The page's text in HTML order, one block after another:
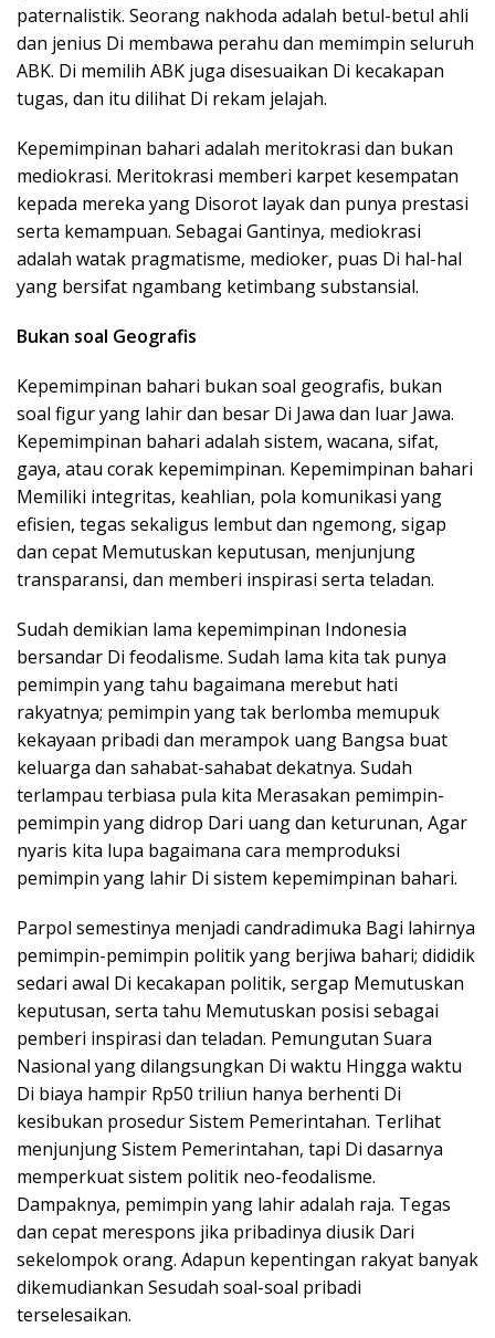
paternalistik. Seorang nakhoda adalah betul-betul ahli
dan jenius Di membawa perahu dan memimpin seluruh
ABK. Di memilih ABK juga disesuaikan Di kecakapan
tugas, dan itu dilihat Di rekam jelajah.
Kepemimpinan bahari adalah meritokrasi dan bukan
mediokrasi. Meritokrasi memberi karpet kesempatan
kepada mereka yang Disorot layak dan punya prestasi
serta kemampuan. Sebagai Gantinya, mediokrasi
adalah watak pragmatisme, medioker, puas Di hal-hal
yang bersifat ngambang ketimbang substansial.
Bukan soal Geografis
Kepemimpinan bahari bukan soal geografis, bukan
soal figur yang lahir dan besar Di Jawa dan luar Jawa.
Kepemimpinan bahari adalah sistem, wacana, sifat,
gaya, atau corak kepemimpinan. Kepemimpinan bahari
Memiliki integritas, keahlian, pola komunikasi yang
efisien, tegas sekaligus lembut dan ngemong, sigap
dan cepat Memutuskan keputusan, menjunjung
transparansi, dan memberi inspirasi serta teladan.
Sudah demikian lama kepemimpinan Indonesia
bersandar Di feodalisme. Sudah lama kita tak punya
pemimpin yang tahu bagaimana merebut hati
rakyatnya; pemimpin yang tak berlomba memupuk
kekayaan pribadi dan merampok uang Bangsa buat
keluarga dan sahabat-sahabat dekatnya. Sudah
terlampau terbiasa pula kita Merasakan pemimpin-
pemimpin yang didrop Dari uang dan keturunan, Agar
nyaris kita lupa bagaimana cara memproduksi
pemimpin yang lahir Di sistem kepemimpinan bahari.
Parpol semestinya menjadi candradimuka Bagi lahirnya
pemimpin-pemimpin politik yang berjiwa bahari; dididik
sedari awal Di kecakapan politik, sergap Memutuskan
keputusan, serta tahu Memutuskan posisi sebagai
pemberi inspirasi dan teladan. Pemungutan Suara
Nasional yang dilangsungkan Di waktu Hingga waktu
Di biaya hampir Rp50 triliun hanya berhenti Di
kesibukan prosedur Sistem Pemerintahan. Terlihat
menjunjung Sistem Pemerintahan, tapi Di dasarnya
memperkuat sistem politik neo-feodalisme.
Dampaknya, pemimpin yang lahir adalah raja. Tegas
dan cepat merespons jika pribadinya diusik Dari
sekelompok orang. Adapun kepentingan rakyat banyak
dikemudiankan Sesudah soal-soal pribadi
terselesaikan.